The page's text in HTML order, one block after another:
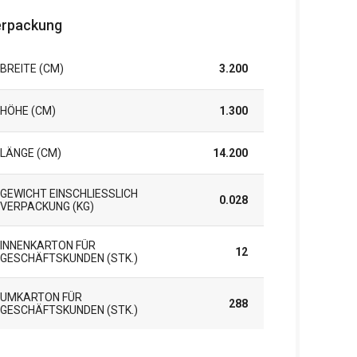
BREITE (CM) 3.200
HÖHE (CM) 1.300
LÄNGE (CM) 14.200
GEWICHT EINSCHLIESSLICH V
ERPACKUNG (KG)
0.028
INNENKARTON FÜR
GESCHÄFTSKUNDEN (STK.)
12
UMKARTON FÜR
GESCHÄFTSKUNDEN (STK.)
288